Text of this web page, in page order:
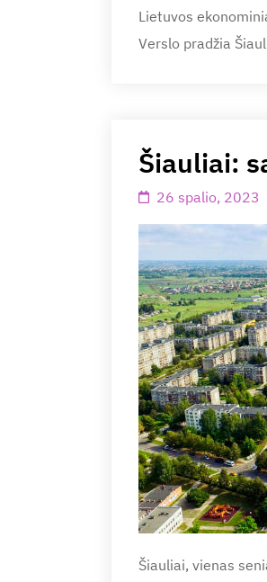
Lietuvos
Verslo pradžia
Šiauliai:
26 spalio, 2023
Šiauliai, vienas